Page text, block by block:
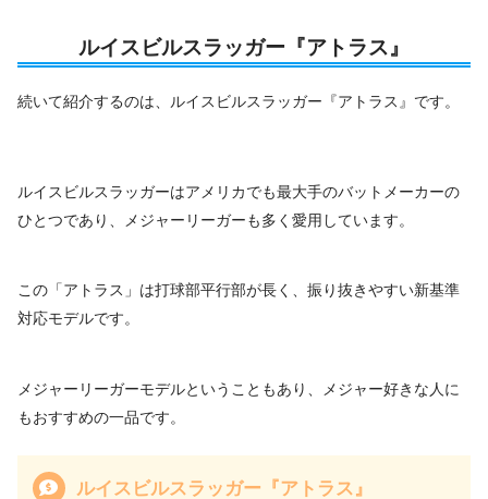
ルイスビルスラッガー『アトラス』
続いて紹介するのは、ルイスビルスラッガー『アトラス』です。
ルイスビルスラッガーはアメリカでも最大手のバットメーカーの
ひとつであり、メジャーリーガーも多く愛用しています。
この「アトラス」は打球部平行部が長く、振り抜きやすい新基準
対応モデルです。
メジャーリーガーモデルということもあり、メジャー好きな人に
もおすすめの一品です。
ルイスビルスラッガー『アトラス』